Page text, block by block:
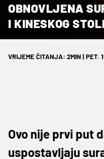
OBNOVLJENA
I KINESKOG
VRIJEME ČITANJA: 2MIN | PET.
Ovo nije prvi put
uspostavljaju